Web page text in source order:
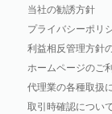
当社の勧誘方針
プライバシーポリ
利益相反管理方針
ホームページのご
代理業の各種取扱
取引時確認につい